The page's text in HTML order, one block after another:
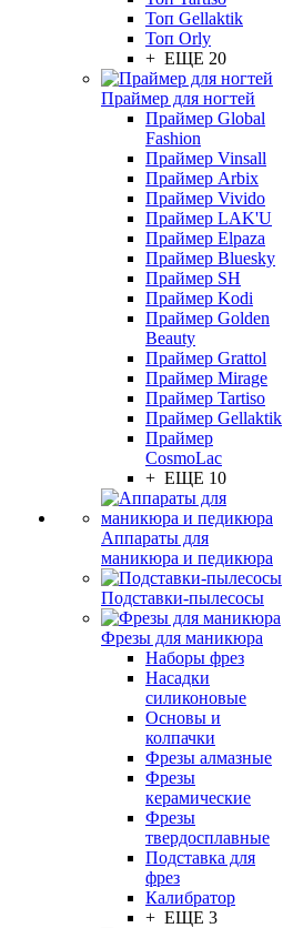
Топ Gellaktik
Топ Orly
+ ЕЩЕ 20
Праймер для ногтей
Праймер Global
Fashion
Праймер Vinsall
Праймер Arbix
Праймер Vivido
Праймер LAK'U
Праймер Elpaza
Праймер Bluesky
Праймер SH
Праймер Kodi
Праймер Golden
Beauty
Праймер Grattol
Праймер Mirage
Праймер Tartiso
Праймер Gellaktik
Праймер
CosmoLac
+ ЕЩЕ 10
Аппараты для
маникюра и педикюра
Подставки-пылесосы
Фрезы для маникюра
Наборы фрез
Насадки
силиконовые
Основы и
колпачки
Фрезы алмазные
Фрезы
керамические
Фрезы
твердосплавные
Подставка для
фрез
Калибратор
+ ЕЩЕ 3